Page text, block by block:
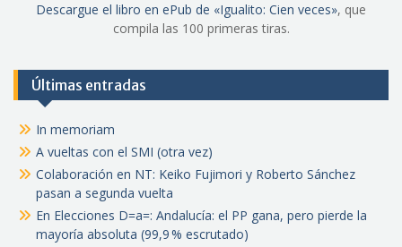
Descargue el libro en ePub de «Igualito: Cien veces», que
compila las 100 primeras tiras.
Últimas entradas
In memoriam
A vueltas con el SMI (otra vez)
Colaboración en NT: Keiko Fujimori y Roberto Sánchez
pasan a segunda vuelta
En Elecciones D=a=: Andalucía: el PP gana, pero pierde la
mayoría absoluta (99,9 % escrutado)